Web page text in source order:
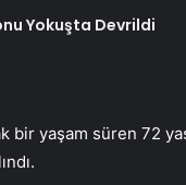
Yokuşta Devrildi
bir yaşam süren 72